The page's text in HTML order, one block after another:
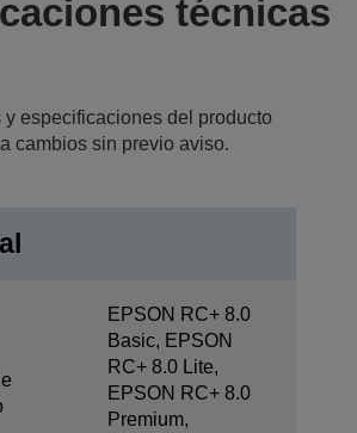
técnicas
y especificaciones del producto
cambios sin previo aviso.
EPSON RC+ 8.0
Basic, EPSON
RC+ 8.0 Lite,
EPSON RC+ 8.0
Premium,